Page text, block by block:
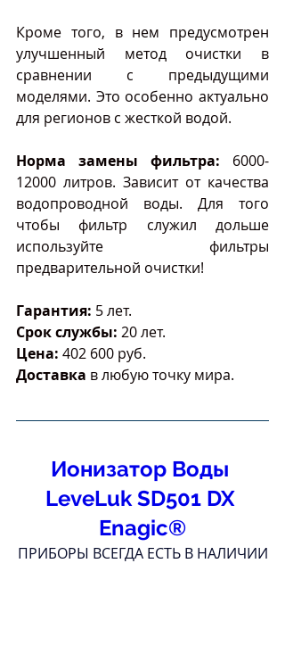
Кроме того, в нем предусмотрен
улучшенный метод очистки в
сравнении с предыдущими
моделями. Это особенно актуально
для регионов с жесткой водой.
Норма замены фильтра: 6000-
12000 литров. Зависит от качества
водопроводной воды. Для того
чтобы фильтр служил дольше
используйте фильтры
предварительной очистки!
Гарантия: 5 лет.
Срок службы: 20 лет.
Цена: 402 600 руб.
Доставка в любую точку мира.
Ионизатор Воды
LeveLuk SD501 DX
Enagic®
ПРИБОРЫ ВСЕГДА ЕСТЬ В НАЛИЧИИ